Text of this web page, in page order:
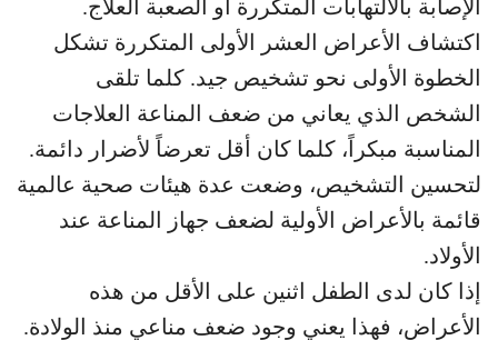
الإصابة بالالتهابات المتكررة أو الصعبة العلاج.
اكتشاف الأعراض العشر الأولى المتكررة تشكل
الخطوة الأولى نحو تشخيص جيد. كلما تلقى
الشخص الذي يعاني من ضعف المناعة العلاجات
المناسبة مبكراً، كلما كان أقل تعرضاً لأضرار دائمة.
لتحسين التشخيص، وضعت عدة هيئات صحية عالمية
قائمة بالأعراض الأولية لضعف جهاز المناعة عند
الأولاد.
إذا كان لدى الطفل اثنين على الأقل من هذه
الأعراض، فهذا يعني وجود ضعف مناعي منذ الولادة.